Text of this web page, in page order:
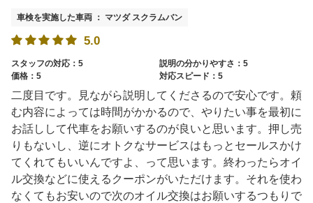
車検を実施した車両 ： マツダ スクラムバン
5.0
スタッフの対応：5
説明の分かりやすさ：5
価格：5
対応スピード：5
二度目です。見ながら説明してくださるので安心です。頼
む内容によっては時間がかかるので、やりたい事を最初に
お話しして代車をお願いするのが良いと思います。押し売
りもないし、逆にオトクなサービスはもっとセールスかけ
てくれてもいいんですよ、って思います。終わったらオイ
ル交換などに使えるクーポンがいただけます。それを使わ
なくてもお安いので次のオイル交換はお願いするつもりで